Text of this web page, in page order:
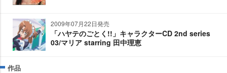
2009年07月22日発売
「ハヤテのごとく!!」キャラクターCD 2nd series
03/マリア starring 田中理恵
作品